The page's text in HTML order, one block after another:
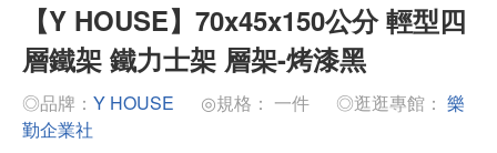
【Y HOUSE】70x45x150公分 輕型四
層鐵架 鐵力士架 層架-烤漆黑
◎品牌： Y HOUSE ◎規格： 一件 ◎逛逛專館： 樂
勤企業社